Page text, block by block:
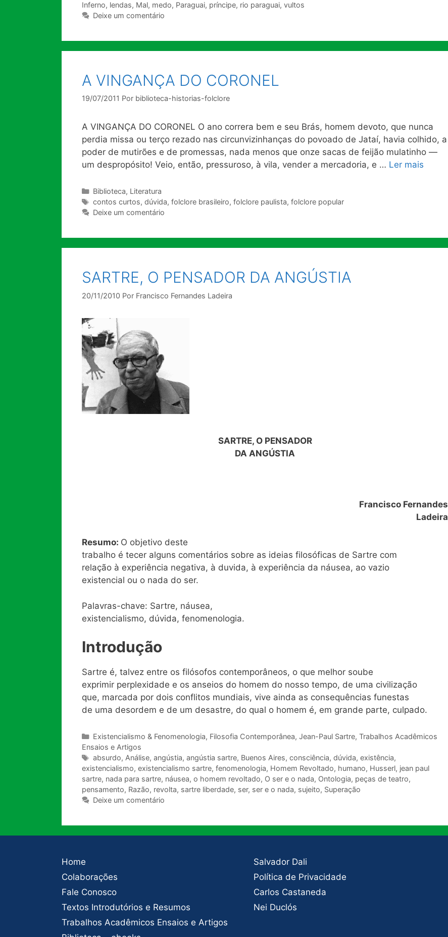
Inferno, lendas, Mal, medo, Paraguai, príncipe, rio paraguai, vultos
Deixe um comentário
A VINGANÇA DO CORONEL
19/07/2011 Por biblioteca-historias-folclore
A VINGANÇA DO CORONEL O ano correra bem e seu Brás, homem devoto, que nunca
perdia missa ou terço rezado nas circunvizinhanças do povoado de Jataí, havia colhido, a
poder de mutirões e de promessas, nada menos que onze sacas de feijão mulatinho —
um despropósito! Veio, então, pressuroso, à vila, vender a mercadoria, e … Ler mais
Categorias
Biblioteca, Literatura
Tags
contos curtos, dúvida, folclore brasileiro, folclore paulista, folclore popular
Deixe um comentário
SARTRE, O PENSADOR DA ANGÚSTIA
20/11/2010 Por Francisco Fernandes Ladeira
SARTRE, O PENSADOR
DA ANGÚSTIA
Francisco Fernandes
Ladeira
Resumo: O objetivo deste
trabalho é tecer alguns comentários sobre as ideias filosóficas de Sartre com
relação à experiência negativa, à duvida, à experiência da náusea, ao vazio
existencial ou o nada do ser.
Palavras-chave: Sartre, náusea,
existencialismo, dúvida, fenomenologia.
Introdução
Sartre é, talvez entre os filósofos contemporâneos, o que melhor soube
exprimir perplexidade e os anseios do homem do nosso tempo, de uma civilização
que, marcada por dois conflitos mundiais, vive ainda as consequências funestas
de uma desordem e de um desastre, do qual o homem é, em grande parte, culpado.
Categorias
Existencialismo & Fenomenologia, Filosofia Contemporânea, Jean-Paul Sartre, Trabalhos Acadêmicos
Ensaios e Artigos
Tags
absurdo, Análise, angústia, angústia sartre, Buenos Aires, consciência, dúvida, existência,
existencialismo, existencialismo sartre, fenomenologia, Homem Revoltado, humano, Husserl, jean paul
sartre, nada para sartre, náusea, o homem revoltado, O ser e o nada, Ontologia, peças de teatro,
pensamento, Razão, revolta, sartre liberdade, ser, ser e o nada, sujeito, Superação
Deixe um comentário
Home
Colaborações
Fale Conosco
Textos Introdutórios e Resumos
Trabalhos Acadêmicos Ensaios e Artigos
Salvador Dali
Política de Privacidade
Carlos Castaneda
Nei Duclós